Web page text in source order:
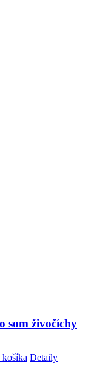
som živočíchy
Detaily